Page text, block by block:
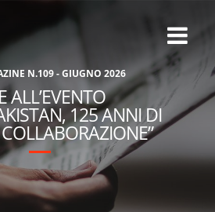
ZINE N.109-GIUGNO 2026
ALL’EVENTO
125 ANNI DI